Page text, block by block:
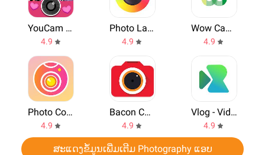
YouCam Makeup
4.9
Photo Lab. HDR Camera and Editor.
4.9
Wow Camera
4.9
Photo Collage Maker
4.9
Bacon Camera
4.9
Vlog - Video Maker
4.9
ສະແດງຂ້ໍມູນເພີ່ມເຕີມ Photography ແອບ